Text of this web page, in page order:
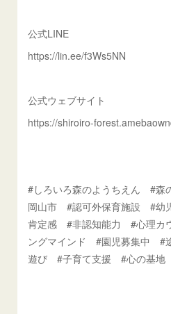
公式LINE
https://lin.ee/f3Ws5NN
公式ウェブサイト
https://shiroiro-
#しろいろ森のようちえん #
岡山市 #認可外保育施設 #幼
肯定感 #非認知能力 #心理カ
ングマインド #園児募集中
遊び #子育て支援 #心の基地